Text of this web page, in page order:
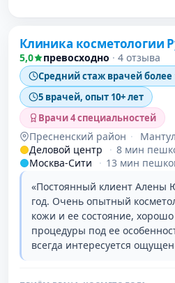
Клиника косметологии
5,0 превосходно · 4 отзыва
Средний стаж врачей более
5 врачей, опыт 10+ лет
Врачи 4 специальностей
Пресненский район ·
Деловой центр
· 8 мин
Москва-Сити
· 13 мин
«Постоянный клиент
год. Очень опытный
кожи и ее состояние,
процедуры под ее
всегда интересуется